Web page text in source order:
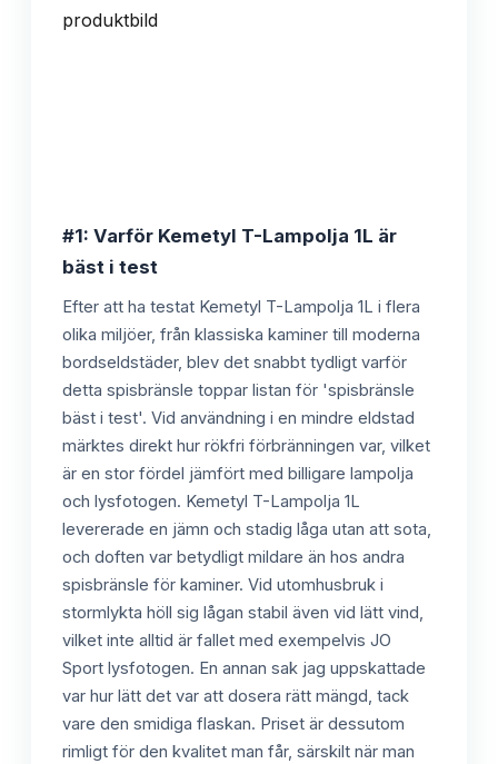
#1: Varför Kemetyl T-Lampolja 1L är
bäst i test
Efter att ha testat Kemetyl T-Lampolja 1L i flera
olika miljöer, från klassiska kaminer till moderna
bordseldstäder, blev det snabbt tydligt varför
detta spisbränsle toppar listan för 'spisbränsle
bäst i test'. Vid användning i en mindre eldstad
märktes direkt hur rökfri förbränningen var, vilket
är en stor fördel jämfört med billigare lampolja
och lysfotogen. Kemetyl T-Lampolja 1L
levererade en jämn och stadig låga utan att sota,
och doften var betydligt mildare än hos andra
spisbränsle för kaminer. Vid utomhusbruk i
stormlykta höll sig lågan stabil även vid lätt vind,
vilket inte alltid är fallet med exempelvis JO
Sport lysfotogen. En annan sak jag uppskattade
var hur lätt det var att dosera rätt mängd, tack
vare den smidiga flaskan. Priset är dessutom
rimligt för den kvalitet man får, särskilt när man